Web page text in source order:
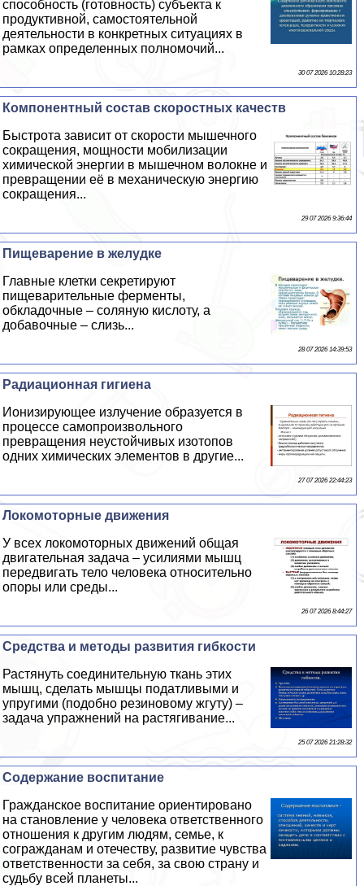
способность (готовность) субъекта к
продуктивной, самостоятельной
деятельности в конкретных ситуациях в
рамках определенных полномочий...
30 07 2026 10:28:23
Компонентный состав скоростных качеств
Быстрота зависит от скорости мышечного
сокращения, мощности мобилизации
химической энергии в мышечном волокне и
превращении её в механическую энергию
сокращения...
29 07 2026 9:36:44
Пищеварение в желудке
Главные клетки секретируют
пищеварительные ферменты,
обкладочные – соляную кислоту, а
добавочные – слизь...
28 07 2026 14:39:53
Радиационная гигиена
Ионизирующее излучение образуется в
процессе самопроизвольного
превращения неустойчивых изотопов
одних химических элементов в другие...
27 07 2026 22:44:23
Локомоторные движения
У всех локомоторных движений общая
двигательная задача – усилиями мышц
передвигать тело человека относительно
опоры или среды...
26 07 2026 8:44:27
Средства и методы развития гибкости
Растянуть соединительную ткань этих
мышц, сделать мышцы податливыми и
упругими (подобно резиновому жгуту) –
задача упражнений на растягивание...
25 07 2026 21:28:32
Содержание воспитание
Гражданское воспитание ориентировано
на становление у человека ответственного
отношения к другим людям, семье, к
согражданам и отечеству, развитие чувства
ответственности за себя, за свою страну и
судьбу всей планеты...